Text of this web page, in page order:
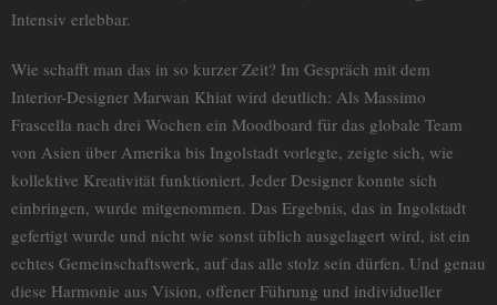
Intensiv erlebbar.
Wie schafft man das in so kurzer Zeit? Im Gespräch mit dem
Interior-Designer Marwan Khiat wird deutlich: Als Massimo
Frascella nach drei Wochen ein Moodboard für das globale Team
von Asien über Amerika bis Ingolstadt vorlegte, zeigte sich, wie
kollektive Kreativität funktioniert. Jeder Designer konnte sich
einbringen, wurde mitgenommen. Das Ergebnis, das in Ingolstadt
gefertigt wurde und nicht wie sonst üblich ausgelagert wird, ist ein
echtes Gemeinschaftswerk, auf das alle stolz sein dürfen. Und genau
diese Harmonie aus Vision, offener Führung und individueller